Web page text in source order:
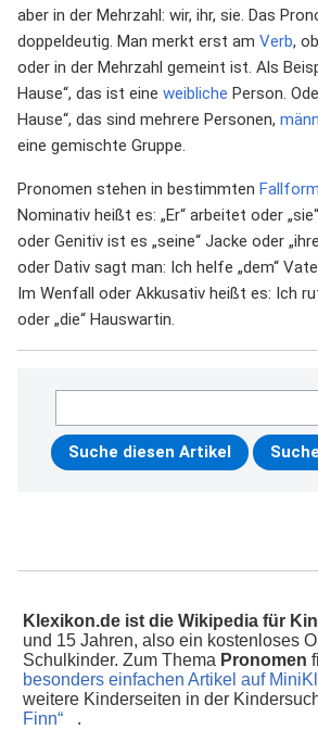
aber in der Mehrzahl: wir, ihr, sie. Das
doppeldeutig. Man merkt erst am Verb,
oder in der Mehrzahl gemeint ist. Als
Hause“, das ist eine weibliche Person.
Hause“, das sind mehrere Personen,
eine gemischte Gruppe.
Pronomen stehen in bestimmten
Nominativ heißt es: „Er“ arbeitet oder
oder Genitiv ist es „seine“ Jacke oder
oder Dativ sagt man: Ich helfe „dem“
Im Wenfall oder Akkusativ heißt es: Ich
oder „die“ Hauswartin.
Klexikon.de ist die Wikipedia für
und 15 Jahren, also ein kostenloses
Schulkinder. Zum Thema Pronomen
besonders einfachen Artikel auf
weitere Kinderseiten in der
Finn“
.